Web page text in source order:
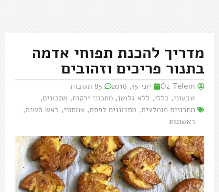
מדריך להכנת תפוחי אדמה
בתנור פריכים וזהובים
Oz Telem יוני 15, 2018
85 תגובות
טבעוני, כללי, ללא גלוטן, מתכוני ירקות, מתכונים,
מתכונים מומלצים, מתכוננים לפסח, צמחוני, ראש השנה,
ראשונות